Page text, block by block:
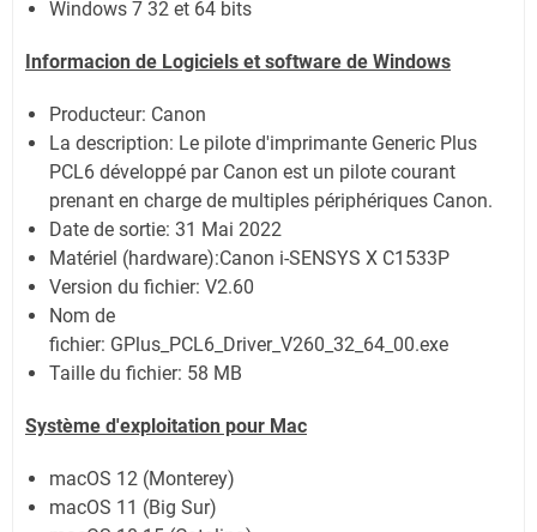
Windows 7 32 et 64 bits
Informacion de Logiciels et software de Windows
Producteur: Canon
La description: Le pilote d'imprimante Generic Plus
PCL6 développé par Canon est un pilote courant
prenant en charge de multiples périphériques Canon.
Date de sortie: 31 Mai 2022
Matériel (hardware):Canon i-SENSYS X C1533P
Version du fichier: V2.60
Nom de
fichier: GPlus_PCL6_Driver_V260_32_64_00.exe
Taille du fichier: 58 MB
Système d'exploitation pour Mac
macOS 12 (Monterey)
macOS 11 (Big Sur)